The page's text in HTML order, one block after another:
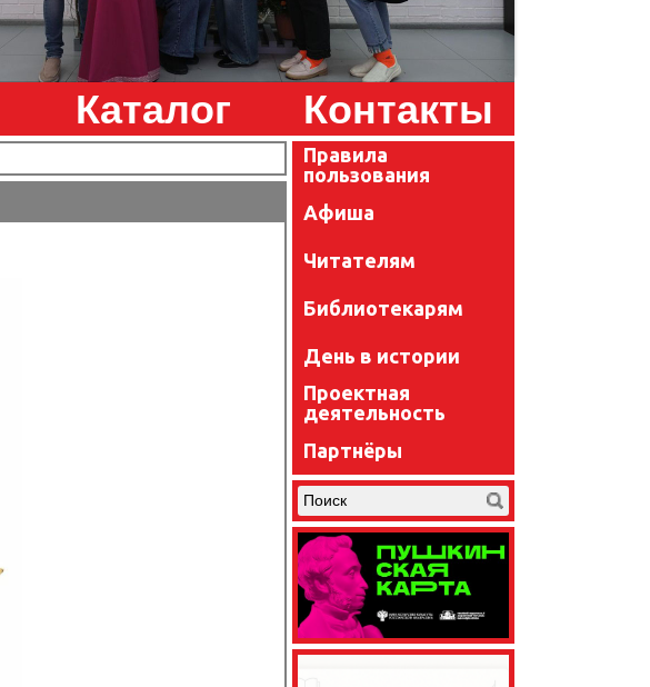
Каталог Контакты
Правила
пользования
Афиша
Читателям
Библиотекарям
День в истории
Проектная
деятельность
Партнёры